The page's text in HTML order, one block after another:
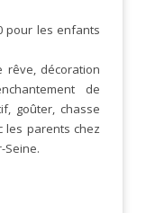
pour les enfants
rêve, décoration
de
goûter, chasse
les parents chez
Seine.